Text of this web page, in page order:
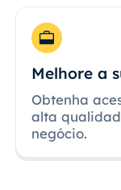
Melhore a
Obtenha
alta
negócio.